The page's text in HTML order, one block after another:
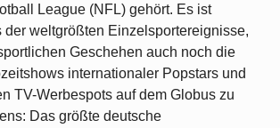
League (NFL) gehört. Es ist
weltgrößten Einzelsportereignisse,
Geschehen auch noch die
internationaler Popstars und
TV-Werbespots auf dem Globus zu
Das größte deutsche